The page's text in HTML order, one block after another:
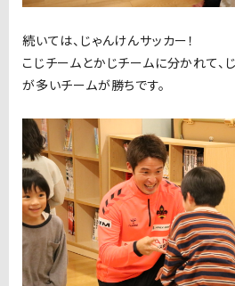
続いては、じゃんけんサッカー！
こじチームとかじチームに分かれて、
が多いチームが勝ちです。